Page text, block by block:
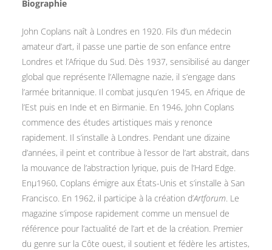
Biographie
John Coplans naît à Londres en 1920. Fils d’un médecin
amateur d’art, il passe une partie de son enfance entre
Londres et l’Afrique du Sud. Dès 1937, sensibilisé au danger
global que représente l’Allemagne nazie, il s’engage dans
l’armée britannique. Il combat jusqu’en 1945, en Afrique de
l’Est puis en Inde et en Birmanie. En 1946, John Coplans
commence des études artistiques mais y renonce
rapidement. Il s’installe à Londres. Pendant une dizaine
d’années, il peint et contribue à l’essor de l’art abstrait, dans
la mouvance de l’abstraction lyrique, puis de l’Hard Edge.
Enµ1960, Coplans émigre aux États-Unis et s’installe à San
Francisco. En 1962, il participe à la création d’Artforum . Le
magazine s’impose rapidement comme un mensuel de
référence pour l’actualité de l’art et de la création. Premier
du genre sur la Côte ouest, il soutient et fédère les artistes,